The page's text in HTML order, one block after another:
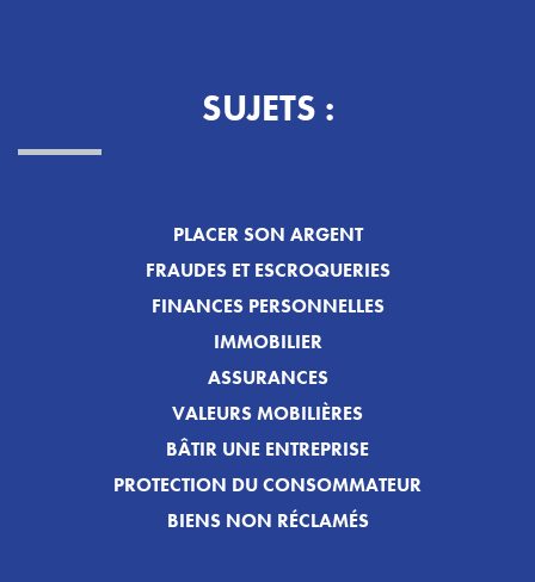
SUJETS :
PLACER SON ARGENT
FRAUDES ET ESCROQUERIES
FINANCES PERSONNELLES
IMMOBILIER
ASSURANCES
VALEURS MOBILIÈRES
BÂTIR UNE ENTREPRISE
PROTECTION DU CONSOMMATEUR
BIENS NON RÉCLAMÉS